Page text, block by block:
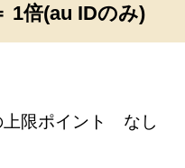
1倍(au IDのみ)
上限ポイント なし